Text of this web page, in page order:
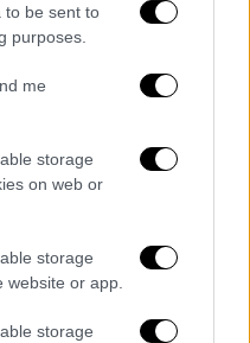
to be sent to
purposes.
me
storage
on web or
storage
website or app.
storage
θα
σε ηλεκτρονική
εισοδηματικά
της επιδότησης
που
ως μισθωτοί.
έκδοση της
λεπτομέρειες.
πιθανότατα έως
μεγάλη